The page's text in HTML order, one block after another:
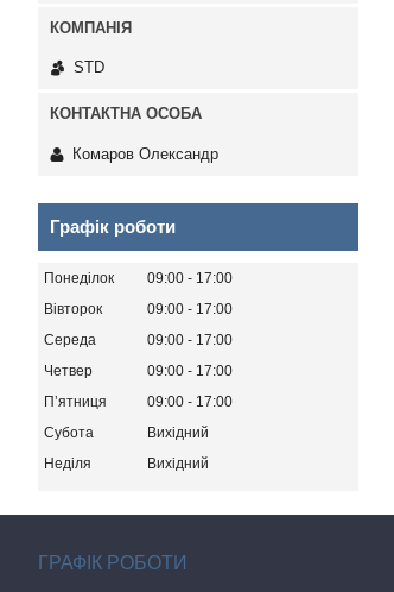
STD
Комаров Олександр
Графік роботи
Понеділок 09:00
17:00
Вівторок
09:00
17:00
Середа
09:00
17:00
Четвер
09:00
17:00
Пʼятниця
09:00
17:00
Субота
Вихідний
Неділя
Вихідний
ГРАФІК РОБОТИ